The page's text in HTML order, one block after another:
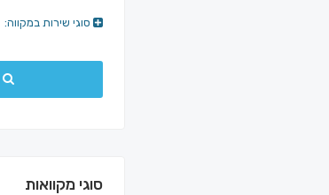
סוגי שירות במקווה:
סוגי מקוואות